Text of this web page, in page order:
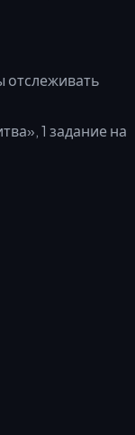
отслеживать
1 задание на